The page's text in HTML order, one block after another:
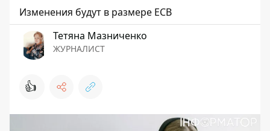
Изменения будут в размере ЕСВ
Тетяна Мазниченко
ЖУРНАЛИСТ
👍